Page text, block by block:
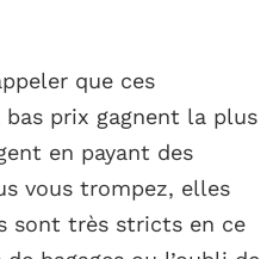
que ces
bas prix gagnent la plus
en payant des
vous trompez, elles
sont très stricts en ce